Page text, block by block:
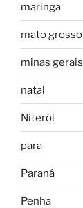
maringa
mato grosso
minas gerais
natal
Niterói
para
Paraná
Penha